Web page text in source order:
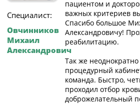
Специалист:
Овчинников
Михаил
Александрович
пациентом и
важных критериев
Спасибо большое
Александровичу!
реабилитацию.
Так же
процедурный
команда. Быстро,
проходил отбор
доброжелательный